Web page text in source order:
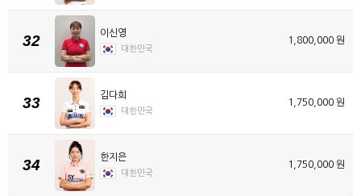
32 이신영
대한민국
1,800,000 원
33 김다희
대한민국
1,750,000 원
34 한지은
대한민국
1,750,000 원